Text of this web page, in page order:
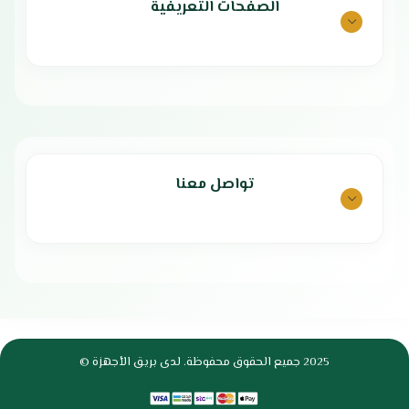
الصفحات التعريفية
تواصل معنا
2025 جميع الحقوق محفوظة. لدى بريق الأجهزة ©